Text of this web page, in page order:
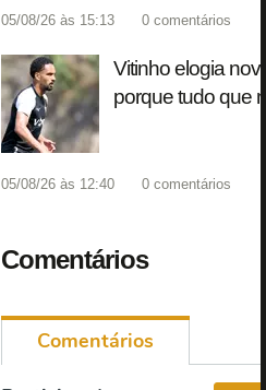
05/08/26 às 15:13 0 comentários
Vitinho elogia
porque tudo que
05/08/26 às 12:40 0 comentários
Comentários